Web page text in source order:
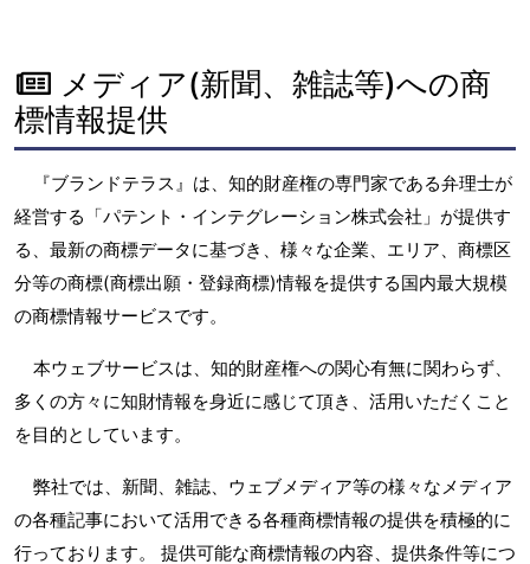
メディア(新聞、雑誌等)への商
標情報提供
『ブランドテラス』は、知的財産権の専門家である弁理士が
経営する「パテント・インテグレーション株式会社」が提供す
る、最新の商標データに基づき、様々な企業、エリア、商標区
分等の商標(商標出願・登録商標)情報を提供する国内最大規模
の商標情報サービスです。
本ウェブサービスは、知的財産権への関心有無に関わらず、
多くの方々に知財情報を身近に感じて頂き、活用いただくこと
を目的としています。
弊社では、新聞、雑誌、ウェブメディア等の様々なメディア
の各種記事において活用できる各種商標情報の提供を積極的に
行っております。 提供可能な商標情報の内容、提供条件等につ